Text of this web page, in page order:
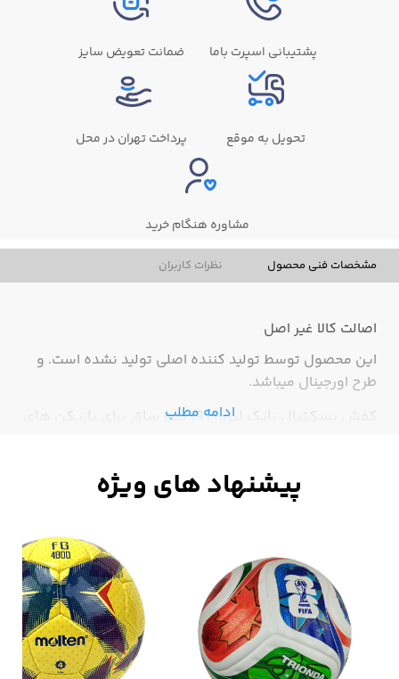
پشتیبانی اسپرت باما ضمانت تعویض سایز
تحویل به موقع پرداخت تهران در محل
مشاوره هنگام خرید
مشخصات فنی محصول نظرات کاربران
اصالت کالا غیر اصل
این محصول توسط تولید کننده اصلی تولید نشده است. و
طرح اورجینال میباشد.
کفش بسکتبال نایک لبرون 19 نیم ساق برای بازیکن های
کتونی بسکتبال نایک لبران 19، یکی از مهندسی شده
جزو کفش های تخصصی لبران جیمز، اسطوره دنیای
بسکتبال است، برای فصل 19 ام حضور این بازیکن در لیگ
بسکتبالNBA، معرفی و به فروش گذاشته شد.
ادامه مطلب